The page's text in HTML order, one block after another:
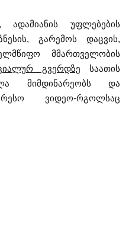
ადამიანის უფლებების
გარემოს დაცვის,
მმართველობის
გვერდზე საათის
მიმდინარეობს და
ვიდეო-რგოლსაც